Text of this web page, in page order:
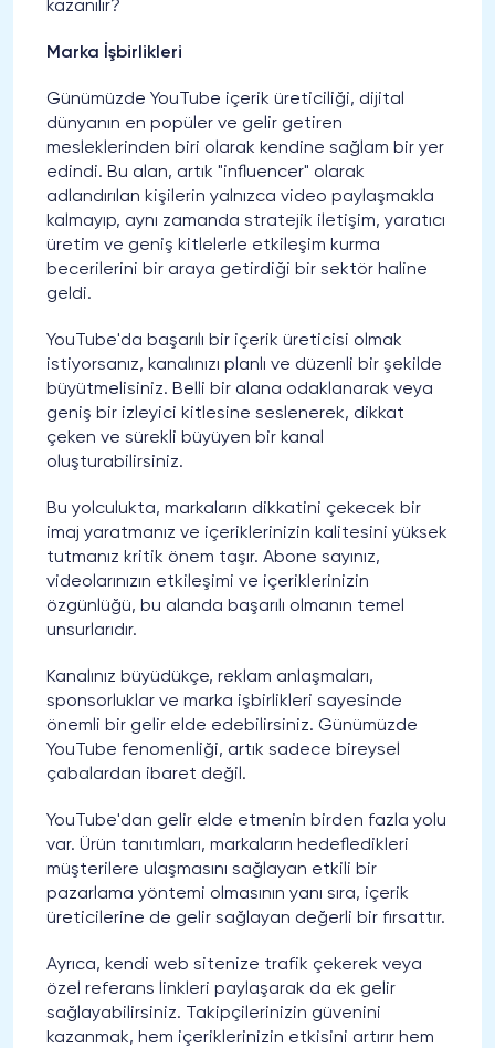
kazanılır?
Marka İşbirlikleri
Günümüzde YouTube içerik üreticiliği, dijital
dünyanın en popüler ve gelir getiren
mesleklerinden biri olarak kendine sağlam bir yer
edindi. Bu alan, artık "influencer" olarak
adlandırılan kişilerin yalnızca video paylaşmakla
kalmayıp, aynı zamanda stratejik iletişim, yaratıcı
üretim ve geniş kitlelerle etkileşim kurma
becerilerini bir araya getirdiği bir sektör haline
geldi.
YouTube'da başarılı bir içerik üreticisi olmak
istiyorsanız, kanalınızı planlı ve düzenli bir şekilde
büyütmelisiniz. Belli bir alana odaklanarak veya
geniş bir izleyici kitlesine seslenerek, dikkat
çeken ve sürekli büyüyen bir kanal
oluşturabilirsiniz.
Bu yolculukta, markaların dikkatini çekecek bir
imaj yaratmanız ve içeriklerinizin kalitesini yüksek
tutmanız kritik önem taşır. Abone sayınız,
videolarınızın etkileşimi ve içeriklerinizin
özgünlüğü, bu alanda başarılı olmanın temel
unsurlarıdır.
Kanalınız büyüdükçe, reklam anlaşmaları,
sponsorluklar ve marka işbirlikleri sayesinde
önemli bir gelir elde edebilirsiniz. Günümüzde
YouTube fenomenliği, artık sadece bireysel
çabalardan ibaret değil.
YouTube'dan gelir elde etmenin birden fazla yolu
var. Ürün tanıtımları, markaların hedefledikleri
müşterilere ulaşmasını sağlayan etkili bir
pazarlama yöntemi olmasının yanı sıra, içerik
üreticilerine de gelir sağlayan değerli bir fırsattır.
Ayrıca, kendi web sitenize trafik çekerek veya
özel referans linkleri paylaşarak da ek gelir
sağlayabilirsiniz. Takipçilerinizin güvenini
kazanmak, hem içeriklerinizin etkisini artırır hem